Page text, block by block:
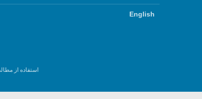
English
استفاده از